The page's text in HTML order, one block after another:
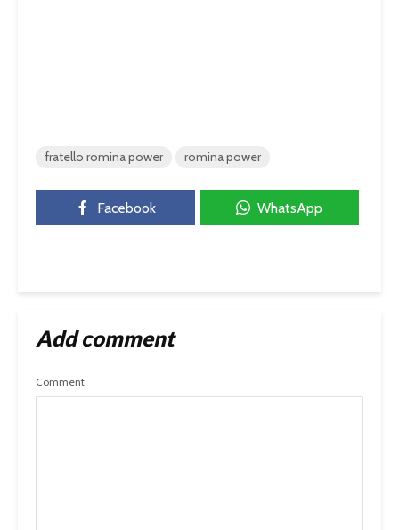
fratello romina power romina power
Facebook WhatsApp
Add comment
Comment